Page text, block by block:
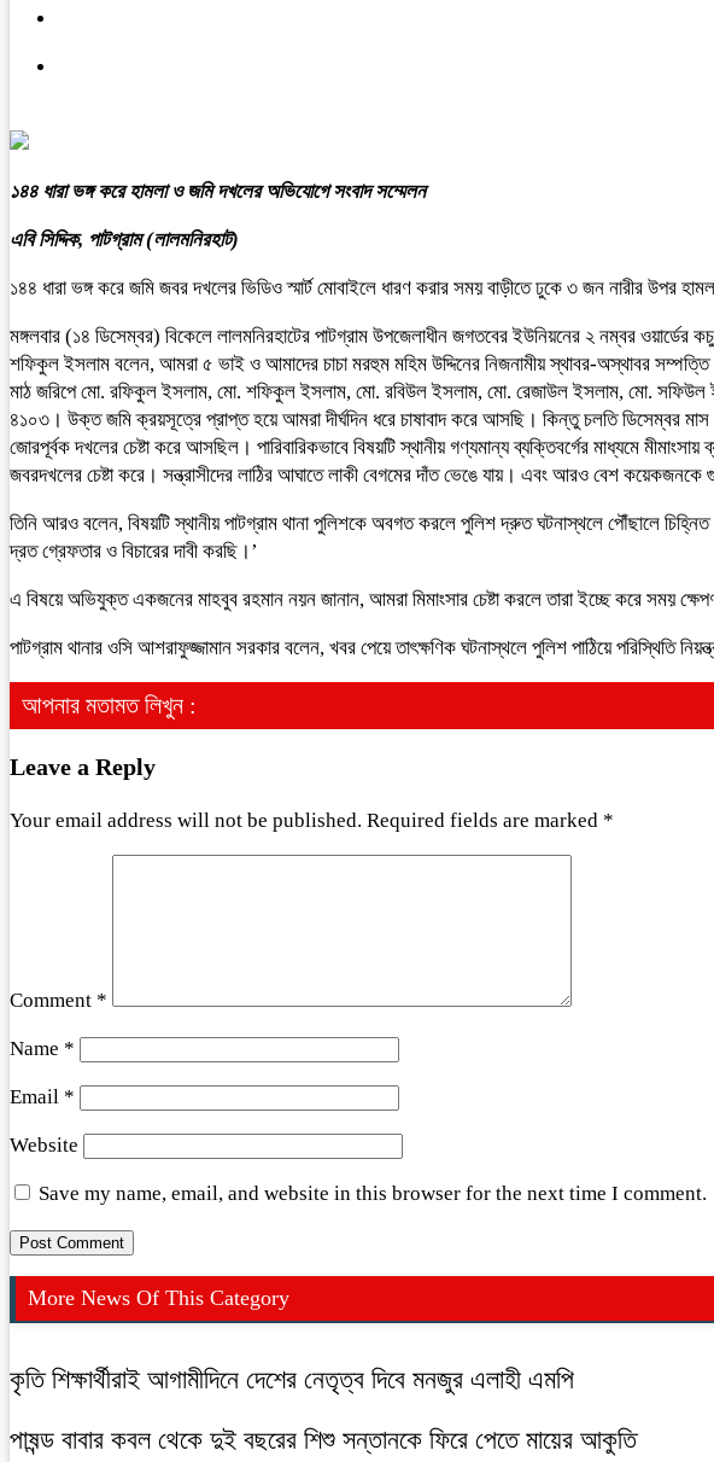
১৪৪ ধারা ভঙ্গ করে হামলা ও জমি দখলের অভিযোগে সংবাদ সম্মেলন
এবি সিদ্দিক, পাটগ্রাম (লালমনিরহাট)
১৪৪ ধারা ভঙ্গ করে জমি জবর দখলের ভিডিও স্মার্ট মোবাইলে ধারণ করার সময় বাড়ীতে ঢুকে ৩ জন নারীর উপর
মঙ্গলবার (১৪ ডিসেম্বর) বিকেলে লালমনিরহাটের পাটগ্রাম উপজেলাধীন জগতবের ইউনিয়নের ২ নম্বর ওয়ার্ডের
শফিকুল ইসলাম বলেন, আমরা ৫ ভাই ও আমাদের চাচা মরহুম মহিম উদ্দিনের নিজনামীয় স্থাবর-অস্থাবর
মাঠ জরিপে মো. রফিকুল ইসলাম, মো. শফিকুল ইসলাম, মো. রবিউল ইসলাম, মো. রেজাউল ইসলাম, মো.
৪১০৩। উক্ত জমি ক্রয়সূত্রে প্রাপ্ত হয়ে আমরা দীর্ঘদিন ধরে চাষাবাদ করে আসছি। কিন্তু চলতি ডিসেম্বর
জোরপূর্বক দখলের চেষ্টা করে আসছিল। পারিবারিকভাবে বিষয়টি স্থানীয় গণ্যমান্য ব্যক্তিবর্গের মাধ্যমে
জবরদখলের চেষ্টা করে। সন্ত্রাসীদের লাঠির আঘাতে লাকী বেগমের দাঁত ভেঙে যায়। এবং আরও বেশ
তিনি আরও বলেন, বিষয়টি স্থানীয় পাটগ্রাম থানা পুলিশকে অবগত করলে পুলিশ দ্রুত ঘটনাস্থলে পৌঁছালে চিহ্নিত
দ্রত গ্রেফতার ও বিচারের দাবী করছি।’
এ বিষয়ে অভিযুক্ত একজনের মাহবুব রহমান নয়ন জানান, আমরা মিমাংসার চেষ্টা করলে তারা ইচ্ছে করে সময়
পাটগ্রাম থানার ওসি আশরাফুজ্জামান সরকার বলেন, খবর পেয়ে তাৎক্ষণিক ঘটনাস্থলে পুলিশ পাঠিয়ে পরিস্থিতি
আপনার মতামত লিখুন :
Leave a Reply
Your email address will not be published. Required fields are marked *
Comment *
Name *
Email *
Website
Save my name, email, and website in this browser for the next time I comment.
More News Of This Category
কৃতি শিক্ষার্থীরাই আগামীদিনে দেশের নেতৃত্ব দিবে মনজুর এলাহী এমপি
পাষন্ড বাবার কবল থেকে দুই বছরের শিশু সন্তানকে ফিরে পেতে মায়ের আকুতি